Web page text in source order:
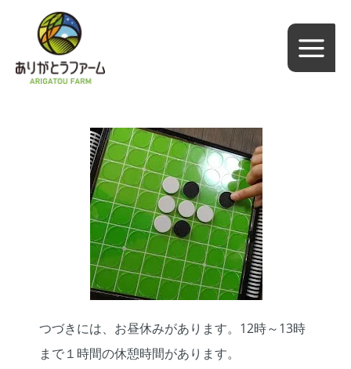
つづきには、お昼休みがあります。 12時～13時
まで１時間の休憩時間があります。